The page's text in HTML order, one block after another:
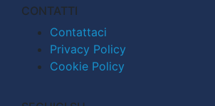
CONTATTI
Contattaci
Privacy Policy
Cookie Policy